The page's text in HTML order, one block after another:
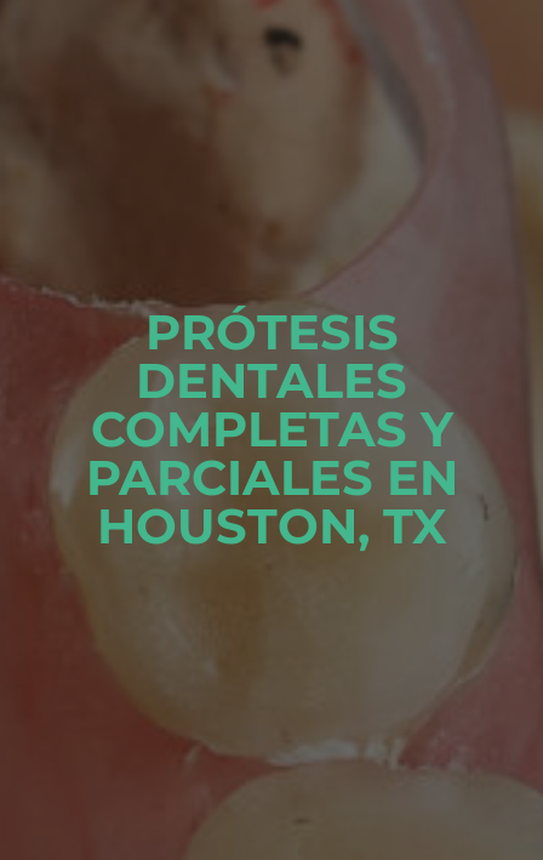
PRÓTESIS
DENTALES
COMPLETAS Y
PARCIALES EN
HOUSTON, TX